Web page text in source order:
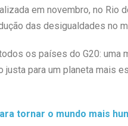
em novembro, no Rio
das desigualdades no
os países do G20: uma
para um planeta mais
tornar o mundo mais